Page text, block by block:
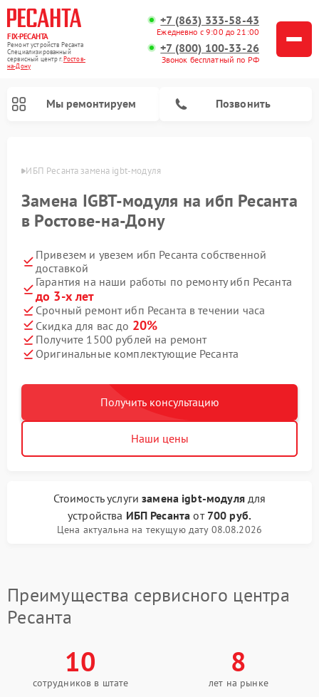
FIX-РЕСАНТА
Ремонт устройств Ресанта
Специализированный
cервисный центр г.Ростов-
на-Дону
+7 (863) 333-58-43
Ежедневно с 9:00 до 21:00
+7 (800) 100-33-26
Звонок бесплатный по РФ
Мы ремонтируем Позвонить
Дону ИБП Ресанта замена igbt-модуля
Замена IGBT-модуля на ибп Ресанта
в Ростове-на-Дону
Привезем и увезем ибп Ресанта собственной
доставкой
Гарантия на наши работы по ремонту ибп Ресанта
до 3-х лет
Срочный ремонт ибп Ресанта в течении часа
Скидка для вас до 20%
Получите 1500 рублей на ремонт
Оригинальные комплектующие Ресанта
Получить консультацию
Наши цены
Стоимость услугизамена igbt-модулядля
устройства ИБП Ресанта от 700 руб.
Цена актуальна на текущую дату 08.08.2026
Преимущества сервисного центра
Ресанта
10
сотрудников в штате
8
лет на рынке